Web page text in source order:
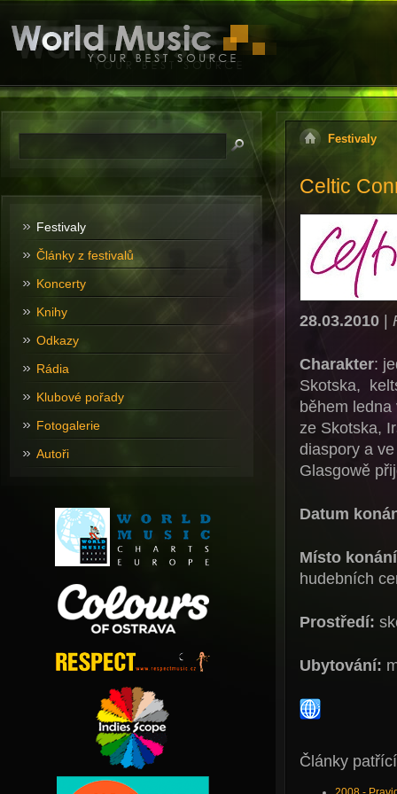
Festivaly
Celtic
28.03.2010|
Charakter:
Skotska,
během
ze Skotska,
diaspory a
Glasgowě
Datum
Místo
hudebních
Prostředí:
Ubytování:
Články
Festivaly
Články z festivalů
Koncerty
Knihy
Odkazy
Rádia
Klubové pořady
Fotogalerie
Autoři